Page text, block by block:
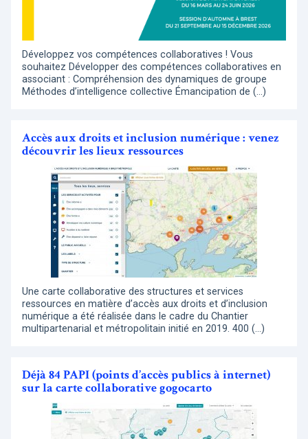
Développez vos compétences collaboratives ! Vous
souhaitez Développer des compétences collaboratives en
associant : Compréhension des dynamiques de groupe
Méthodes d’intelligence collective Émancipation de (…)
Accès aux droits et inclusion numérique : venez
découvrir les lieux ressources
Une carte collaborative des structures et services
ressources en matière d’accès aux droits et d’inclusion
numérique a été réalisée dans le cadre du Chantier
multipartenarial et métropolitain initié en 2019. 400 (…)
Déjà 84 PAPI (points d’accès publics à internet)
sur la carte collaborative gogocarto